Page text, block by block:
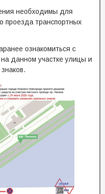
необходимы для
проезда транспортных
ознакомиться с
данном участке улицы и